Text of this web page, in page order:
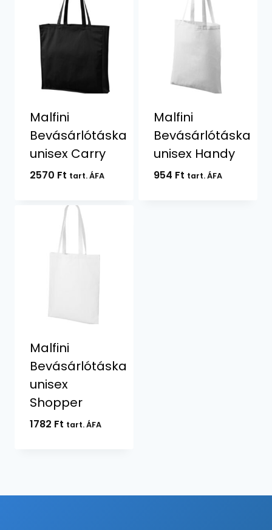
Malfini
Bevásárlótáska
unisex Carry
2570 Ft tart. ÁFA
Malfini
Bevásárlótáska
unisex Handy
954 Ft tart. ÁFA
Malfini
Bevásárlótáska
unisex
Shopper
1782 Ft tart. ÁFA